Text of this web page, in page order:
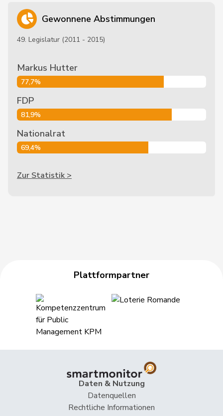
Gewonnene Abstimmungen
49. Legislatur (2011 - 2015)
Markus Hutter
77,7%
FDP
81,9%
Nationalrat
69,4%
Zur Statistik >
Plattformpartner
Daten & Nutzung
Datenquellen
Rechtliche Informationen